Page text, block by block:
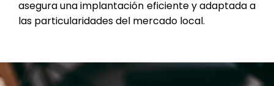
asegura una implantación eficiente y adaptada a
las particularidades del mercado local.